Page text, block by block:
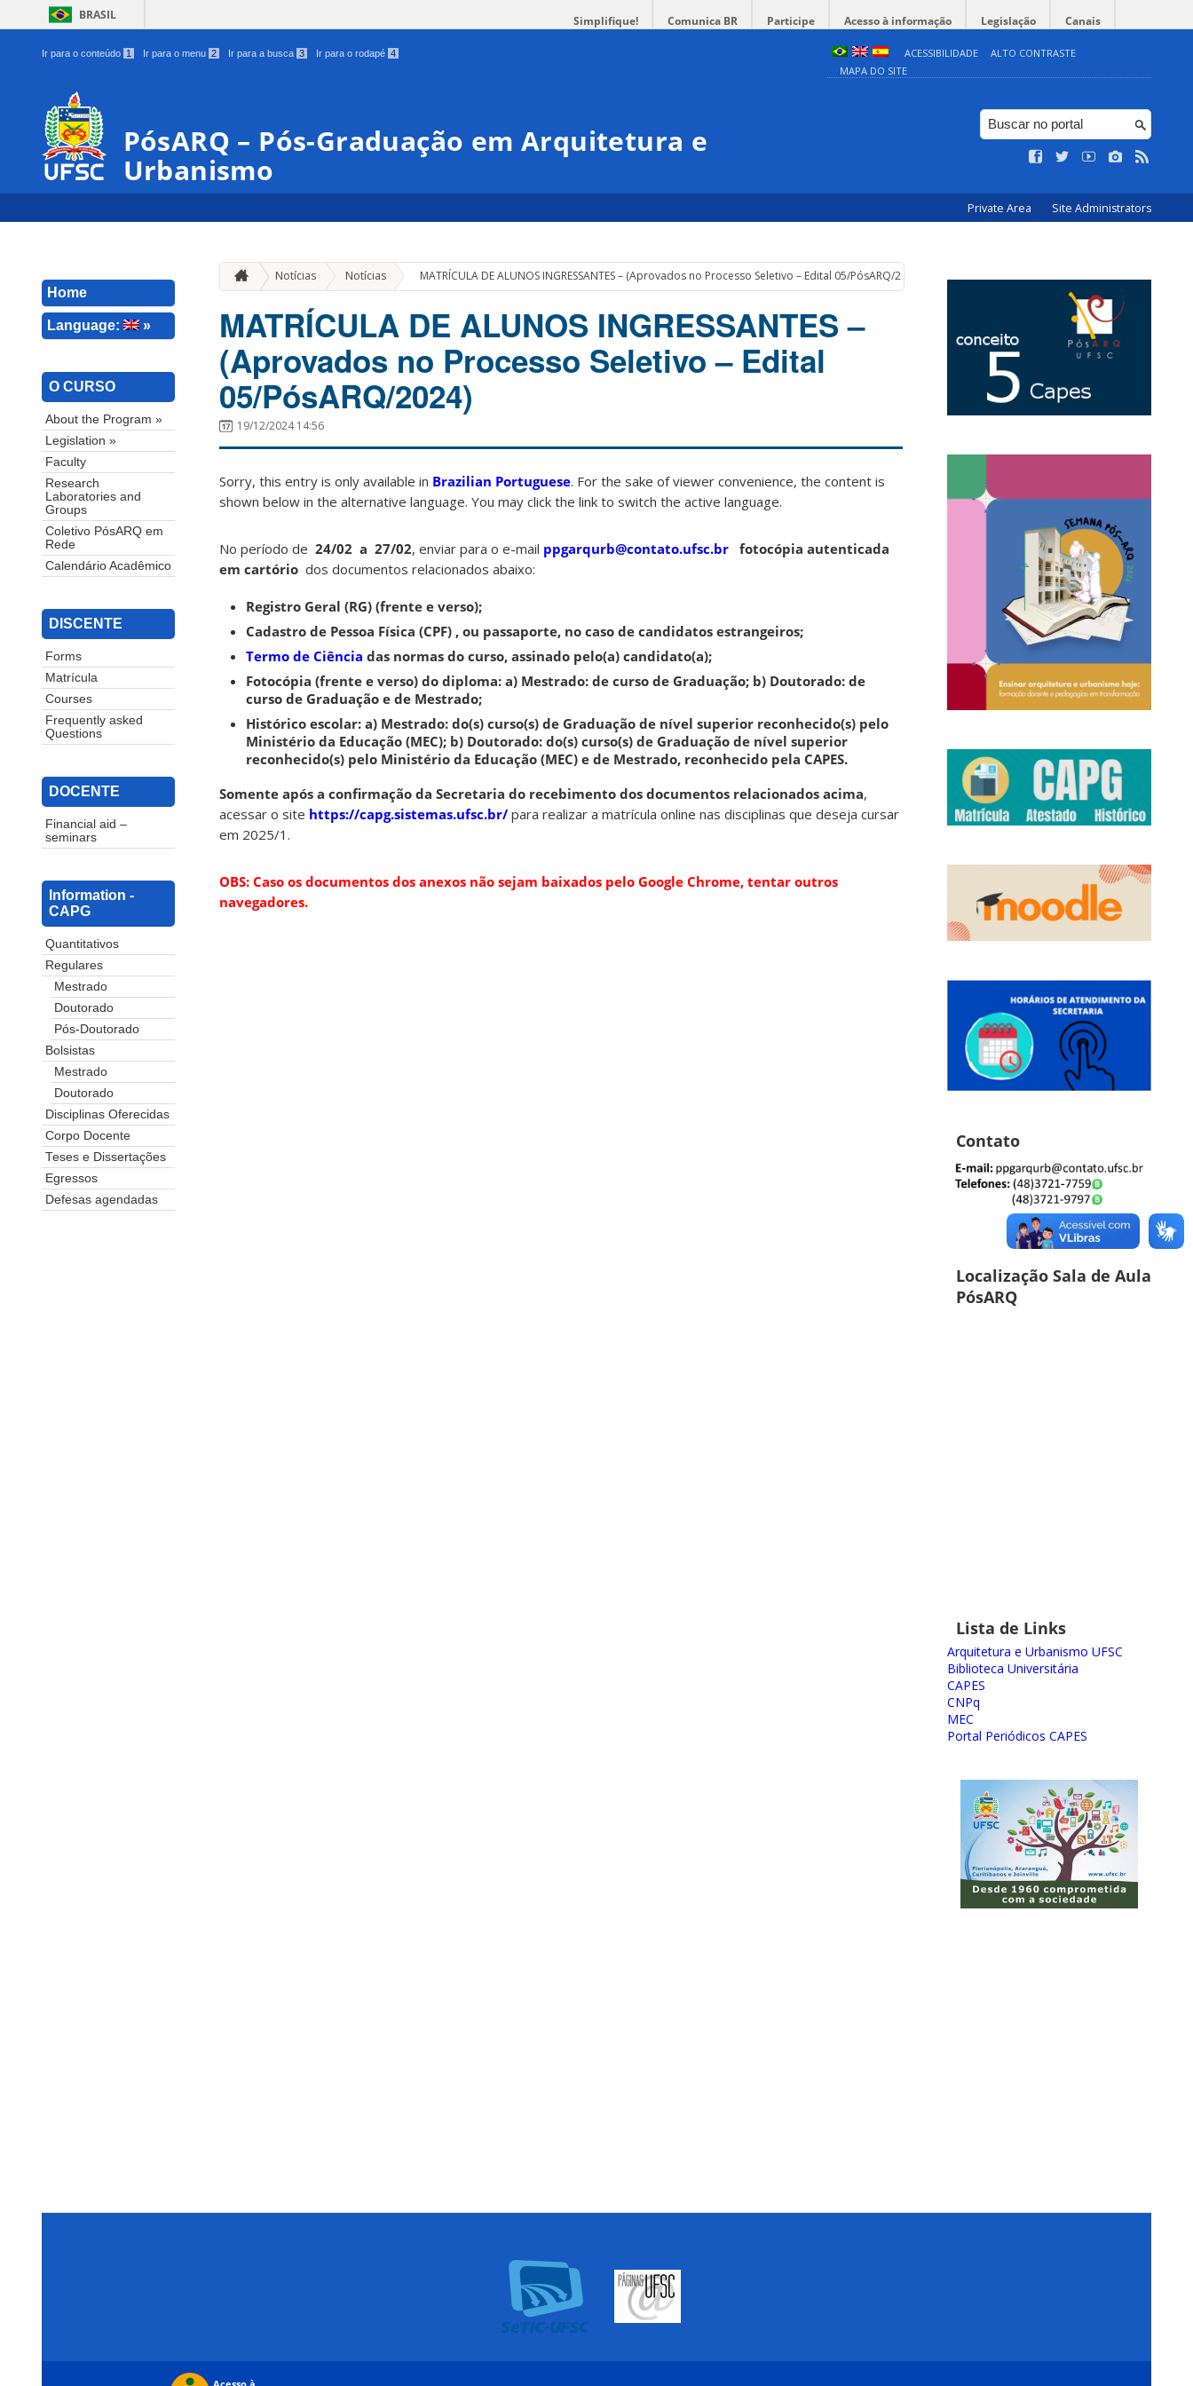
BRASIL Simplifique! Comunica BR Participe Acesso à informação Legislação Canais
Ir para o conteúdo 1 Ir para o menu 2 Ir para a busca 3 Ir para o rodapé 4 ACESSIBILIDADE
ALTO CONTRASTE
MAPA DO SITE
PósARQ – Pós-Graduação em Arquitetura e
Urbanismo
Private Area Site Administrators
Home
Language: »
O CURSO
About the Program »
Legislation »
Faculty
Research
Laboratories and
Groups
Coletivo PósARQ em
Rede
Calendário Acadêmico
DISCENTE
Forms
Matrícula
Courses
Frequently asked
Questions
DOCENTE
Financial aid –
seminars
Information -
CAPG
Quantitativos
Regulares
Mestrado
Doutorado
Pós-Doutorado
Bolsistas
Mestrado
Doutorado
Disciplinas Oferecidas
Corpo Docente
Teses e Dissertações
Egressos
Defesas agendadas
Notícias Notícias » MATRÍCULA DE ALUNOS INGRESSANTES – (Aprovados no Processo Seletivo – Edital 05/PósARQ/2024)
MATRÍCULA DE ALUNOS INGRESSANTES –
(Aprovados no Processo Seletivo – Edital
05/PósARQ/2024)
19/12/2024 14:56
Sorry, this entry is only available in Brazilian Portuguese. For the sake of viewer convenience, the content is
shown below in the alternative language. You may click the link to switch the active language.
No período de 24/02 a 27/02, enviar para o e-mail ppgarqurb@contato.ufsc.br fotocópia autenticada
em cartório dos documentos relacionados abaixo:
Registro Geral (RG) (frente e verso);
Cadastro de Pessoa Física (CPF) , ou passaporte, no caso de candidatos estrangeiros;
Termo de Ciência das normas do curso, assinado pelo(a) candidato(a);
Fotocópia (frente e verso) do diploma: a) Mestrado: de curso de Graduação; b) Doutorado: de
curso de Graduação e de Mestrado;
Histórico escolar: a) Mestrado: do(s) curso(s) de Graduação de nível superior reconhecido(s) pelo
Ministério da Educação (MEC); b) Doutorado: do(s) curso(s) de Graduação de nível superior
reconhecido(s) pelo Ministério da Educação (MEC) e de Mestrado, reconhecido pela CAPES.
Somente após a confirmação da Secretaria do recebimento dos documentos relacionados acima,
acessar o site https://capg.sistemas.ufsc.br/ para realizar a matrícula online nas disciplinas que deseja cursar
em 2025/1.
OBS: Caso os documentos dos anexos não sejam baixados pelo Google Chrome, tentar outros
navegadores.
Contato
Localização Sala de Aula
PósARQ
Lista de Links
Arquitetura e Urbanismo UFSC
Biblioteca Universitária
CAPES
CNPq
MEC
Portal Periódicos CAPES